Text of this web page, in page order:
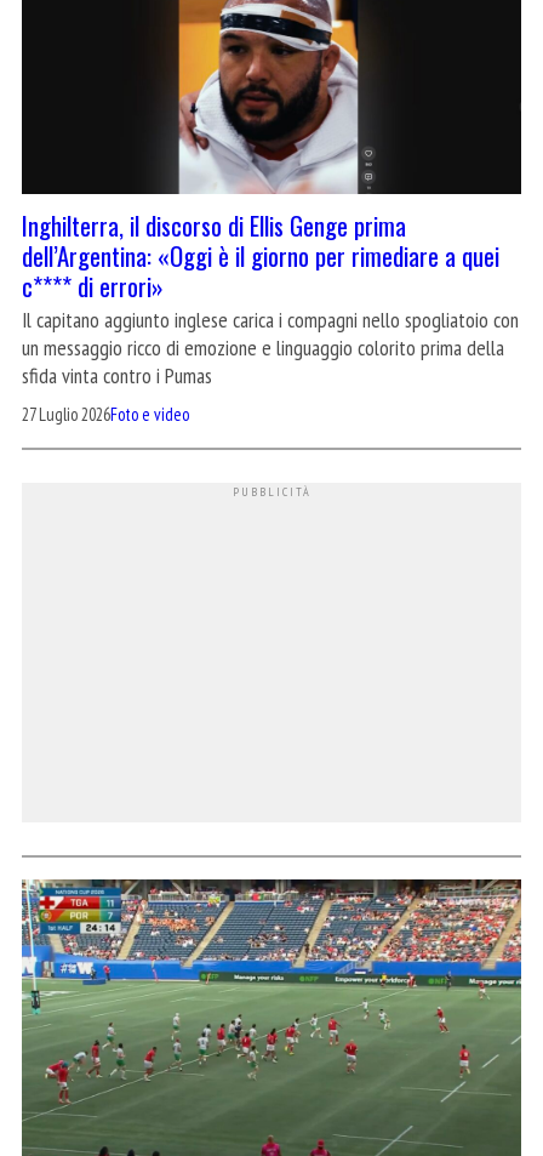
Inghilterra, il discorso di Ellis Genge prima
dell’Argentina: «Oggi è il giorno per rimediare a quei
c**** di errori»
Il capitano aggiunto inglese carica i compagni nello spogliatoio con
un messaggio ricco di emozione e linguaggio colorito prima della
sfida vinta contro i Pumas
27 Luglio 2026Foto e video